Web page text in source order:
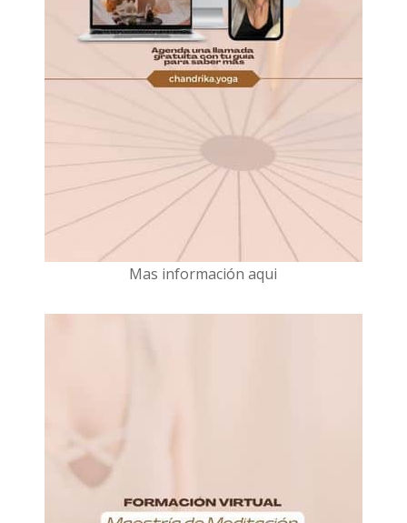
Mas información aqui